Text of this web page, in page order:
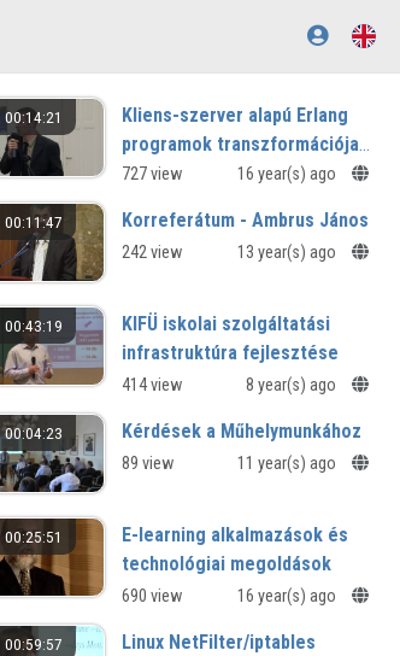
00:14:21
Kliens-szerver alapú Erlang
programok transzformációja
Erlang OTP sémára
727 view 16 year(s) ago
00:11:47 Korreferátum - Ambrus János
242 view 13 year(s) ago
00:43:19
KIFÜ iskolai szolgáltatási
infrastruktúra fejlesztése
414 view 8 year(s) ago
00:04:23 Kérdések a Műhelymunkához
89 view 11 year(s) ago
00:25:51
E-learning alkalmazások és
technológiai megoldások
690 view 16 year(s) ago
00:59:57
Linux NetFilter/iptables